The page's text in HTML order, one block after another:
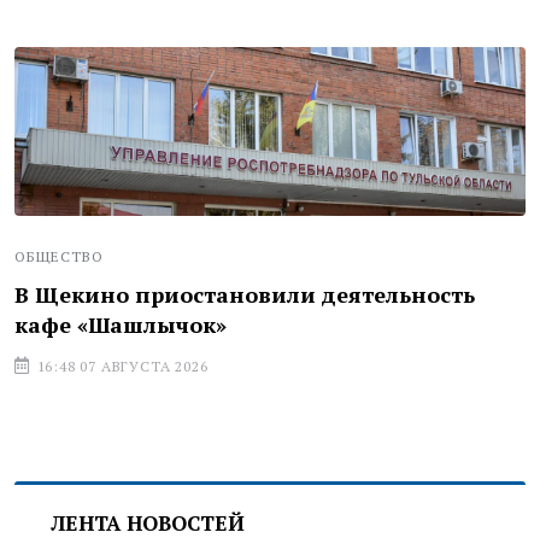
ОБЩЕСТВО
В Щекино приостановили деятельность
кафе «Шашлычок»
16:48 07 АВГУСТА 2026
ЛЕНТА НОВОСТЕЙ